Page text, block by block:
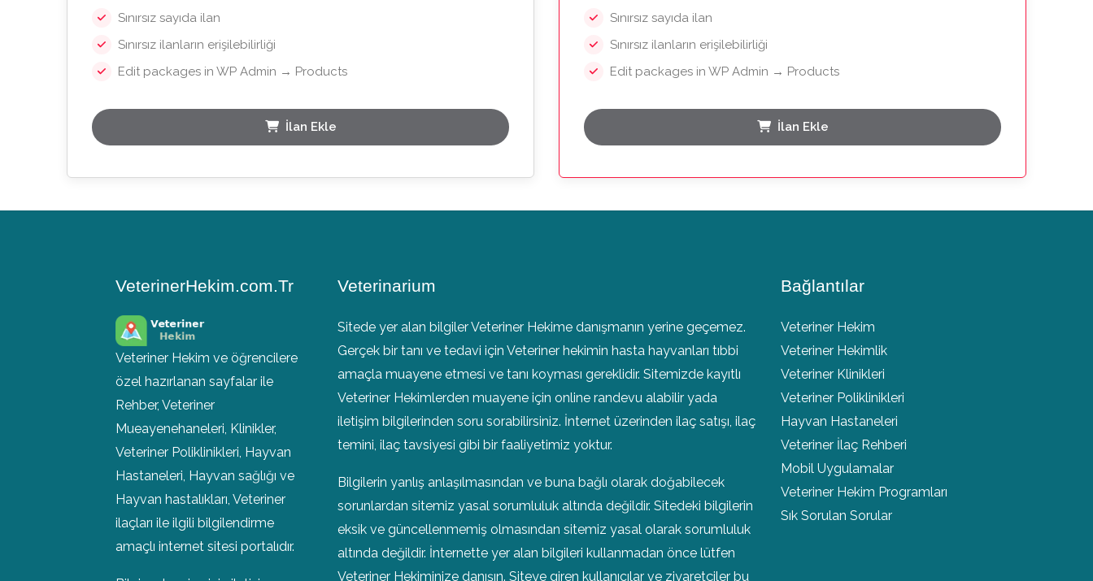
Sınırsız sayıda ilan
Sınırsız ilanların erişilebilirliği
Edit packages in WP Admin → Products
İlan Ekle
Sınırsız sayıda ilan
Sınırsız ilanların erişilebilirliği
Edit packages in WP Admin → Products
İlan Ekle
VeterinerHekim.com.Tr
Veteriner Hekim ve öğrencilere
özel hazırlanan sayfalar ile
Rehber, Veteriner
Mueayenehaneleri, Klinikler,
Veteriner Poliklinikleri, Hayvan
Hastaneleri, Hayvan sağlığı ve
Hayvan hastalıkları, Veteriner
ilaçları ile ilgili bilgilendirme
amaçlı internet sitesi portalıdır.
Veterinarium
Sitede yer alan bilgiler Veteriner Hekime danışmanın yerine geçemez.
Gerçek bir tanı ve tedavi için Veteriner hekimin hasta hayvanları tıbbi
amaçla muayene etmesi ve tanı koyması gereklidir. Sitemizde kayıtlı
Veteriner Hekimlerden muayene için online randevu alabilir yada
iletişim bilgilerinden soru sorabilirsiniz. İnternet üzerinden ilaç satışı, ilaç
temini, ilaç tavsiyesi gibi bir faaliyetimiz yoktur.
Bilgilerin yanlış anlaşılmasından ve buna bağlı olarak doğabilecek
sorunlardan sitemiz yasal sorumluluk altında değildir. Sitedeki bilgilerin
eksik ve güncellenmemiş olmasından sitemiz yasal olarak sorumluluk
altında değildir. İnternette yer alan bilgileri kullanmadan önce lütfen
Veteriner Hekiminize danışın. Siteye giren kullanıcılar ve ziyaretçiler bu
Bağlantılar
Veteriner Hekim
Veteriner Hekimlik
Veteriner Klinikleri
Veteriner Poliklinikleri
Hayvan Hastaneleri
Veteriner İlaç Rehberi
Mobil Uygulamalar
Veteriner Hekim Programları
Sık Sorulan Sorular